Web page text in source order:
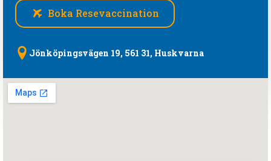
Boka Resevaccination
Jönköpingsvägen 19, 561 31, Huskvarna